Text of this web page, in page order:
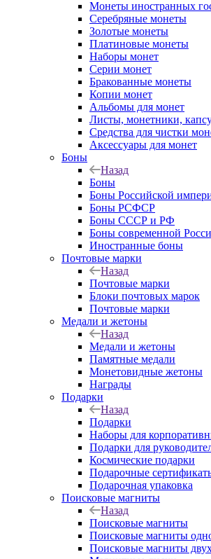
Монеты иностранных
Серебряные монеты
Золотые монеты
Платиновые монеты
Наборы монет
Серии монет
Бракованные монеты
Копии монет
Альбомы для монет
Листы, монетники,
Средства для чистки
Аксессуары для монет
Боны
Назад
Боны
Боны Российской
Боны РСФСР
Боны СССР и РФ
Боны современной
Иностранные боны
Почтовые марки
Назад
Почтовые марки
Блоки почтовых марок
Почтовые марки
Медали и жетоны
Назад
Медали и жетоны
Памятные медали
Монетовидные жетоны
Награды
Подарки
Назад
Подарки
Наборы для
Подарки для
Космические подарки
Подарочные
Подарочная упаковка
Поисковые магниты
Назад
Поисковые магниты
Поисковые магниты
Поисковые магниты